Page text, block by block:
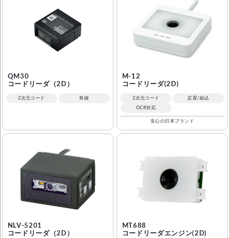
QM30
コードリーダ（2D）
2次元コード 有線
M-12
コードリーダ(2D)
2次元コード 定置/組込
OCR対応
安心の日本ブランド
NLV-5201
コードリーダ（2D）
MT688
コードリーダエンジン(2D)